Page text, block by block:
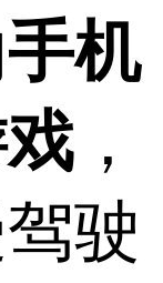
手机
，
驶